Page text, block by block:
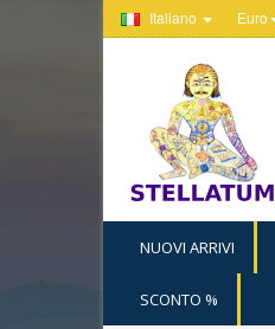
Italiano Euro
NUOVI ARRIVI
SCONTO %